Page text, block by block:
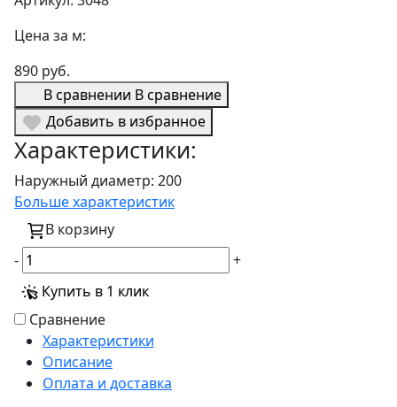
Цена за м:
890 руб.
В сравнении В сравнение
Добавить в избранное
Характеристики:
Наружный диаметр: 200
Больше характеристик
В корзину
-
+
Купить в 1 клик
Сравнение
Характеристики
Описание
Оплата и доставка